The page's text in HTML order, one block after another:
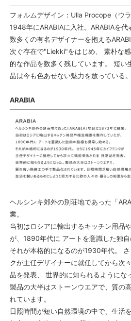
フォルムデザイン：Ulla Procope（ウラ
1948年にARABIAに入社。ARABIAを代
数多くの有名デザイナーを抱える
次ぐ存在で"Liekki"をはじめ、 素朴な
的な作品を数多く残しています。 短い
品は今も色あせない魅力を放っている。
ARABIA
ヘルシンキ郊外の別荘地であった「
業。
当初はロシアに輸出するキッチン用品
が、1890年代に アートを意識した独自
それが本格的になるのが1930年代。
クが主任デザイナーに就任してから次
品を発表、 世界的に知られるようにな
製品の大半はストーンウエアで、質の
れています。
日照時間が短い自然環境の中で、生活